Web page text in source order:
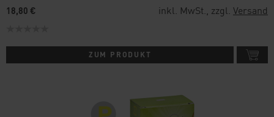
18,80 €
inkl. MwSt., zzgl. Versand
ZUM PRODUKT